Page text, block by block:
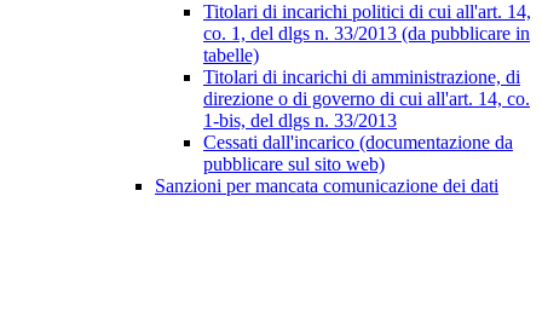
Titolari di incarichi politici di cui all'art. 14,
co. 1, del dlgs n. 33/2013 (da pubblicare in
tabelle)
Titolari di incarichi di amministrazione, di
direzione o di governo di cui all'art. 14, co.
1-bis, del dlgs n. 33/2013
Cessati dall'incarico (documentazione da
pubblicare sul sito web)
Sanzioni per mancata comunicazione dei dati